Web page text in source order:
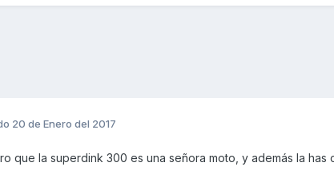
20 de Enero del 2017
que la superdink 300 es una señora moto, y además la has